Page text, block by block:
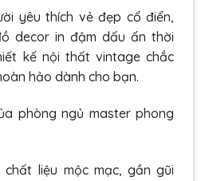
yêu thích vẻ đẹp cổ điển,
decor in đậm dấu ấn thời
kế nội thất vintage chắc
hảo dành cho bạn.
phòng ngủ master phong
chất liệu mộc mạc, gần gũi